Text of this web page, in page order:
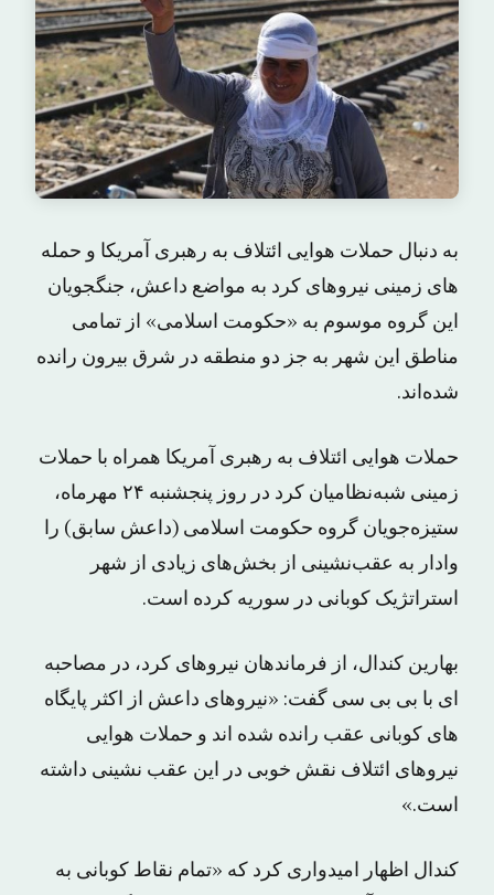
به دنبال حملات هوایی ائتلاف به رهبری آمریکا و حمله
های زمینی نیروهای کرد به مواضع داعش، جنگجویان
این گروه موسوم به «حکومت اسلامی» از تمامی
مناطق این شهر به جز دو منطقه در شرق بیرون رانده
شده‌اند.
حملات هوایی ائتلاف به رهبری آمریکا همراه با حملات
زمینی شبه‌نظامیان کرد در روز پنجشنبه ۲۴ مهرماه،
ستیزه‌جویان گروه حکومت اسلامی (داعش سابق) را
وادار به عقب‌نشینی از بخش‌های زیادی از شهر
استراتژیک کوبانی در سوریه کرده است.
بهارین کندال، از فرماندهان نیروهای کرد، در مصاحبه
ای با بی بی سی گفت: «نیروهای داعش از اکثر پایگاه
های کوبانی عقب رانده شده اند و حملات هوایی
نیروهای ائتلاف نقش خوبی در این عقب نشینی داشته
است.»
کندال اظهار امیدواری کرد که «تمام نقاط کوبانی به